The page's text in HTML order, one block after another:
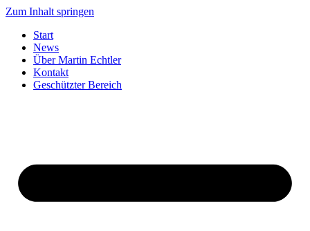
Zum Inhalt springen
Start
News
Über Martin Echtler
Kontakt
Geschützter Bereich